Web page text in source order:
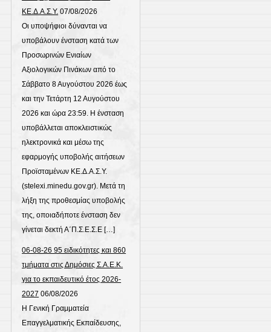
ΚΕ.Δ.Α.Σ.Υ. 07/08/2026
Οι υποψήφιοι δύνανται να
υποβάλουν ένσταση κατά των
Προσωρινών Ενιαίων
Αξιολογικών Πινάκων από το
Σάββατο 8 Αυγούστου 2026 έως
και την Τετάρτη 12 Αυγούστου
2026 και ώρα 23:59. Η ένσταση
υποβάλλεται αποκλειστικώς
ηλεκτρονικά και μέσω της
εφαρμογής υποβολής αιτήσεων
Προϊσταμένων ΚΕ.Δ.Α.Σ.Υ.
(stelexi.minedu.gov.gr). Μετά τη
λήξη της προθεσμίας υποβολής
της, οποιαδήποτε ένσταση δεν
γίνεται δεκτή Α΄Π.Σ.Ε.Σ.Ε […]
06-08-26 95 ειδικότητες και 860
τμήματα στις Δημόσιες Σ.Α.Ε.Κ.
για το εκπαιδευτικό έτος 2026-
2027 06/08/2026
Η Γενική Γραμματεία
Επαγγελματικής Εκπαίδευσης,